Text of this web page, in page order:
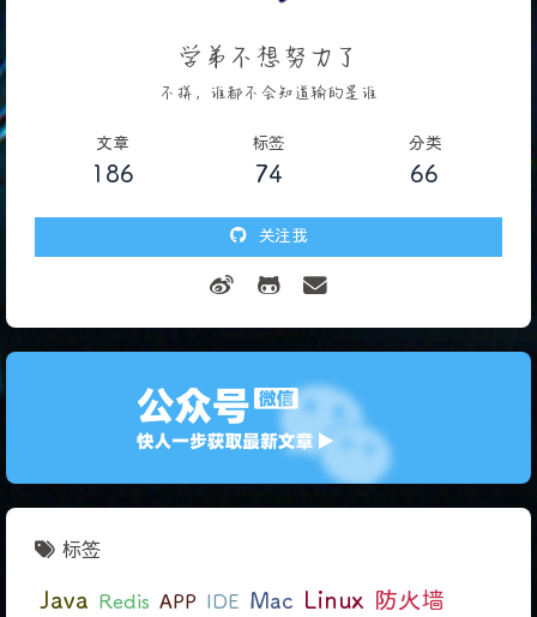
学弟不想努力了
不拼，谁都不会知道输的是谁
文章
186
标签
74
分类
66
关注我
标签
Java Redis APP IDE Mac Linux 防火墙